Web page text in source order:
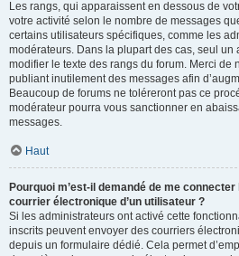
Les rangs, qui apparaissent en dessous de
votre activité selon le nombre de messages
certains utilisateurs spécifiques, comme les
modérateurs. Dans la plupart des cas, seul un
modifier le texte des rangs du forum. Merci de
publiant inutilement des messages afin
Beaucoup de forums ne toléreront pas ce
modérateur pourra vous sanctionner en
messages.
Haut
Pourquoi m’est-il demandé de me
courrier électronique d’un utilisateur ?
Si les administrateurs ont activé cette
inscrits peuvent envoyer des courriers
depuis un formulaire dédié. Cela permet